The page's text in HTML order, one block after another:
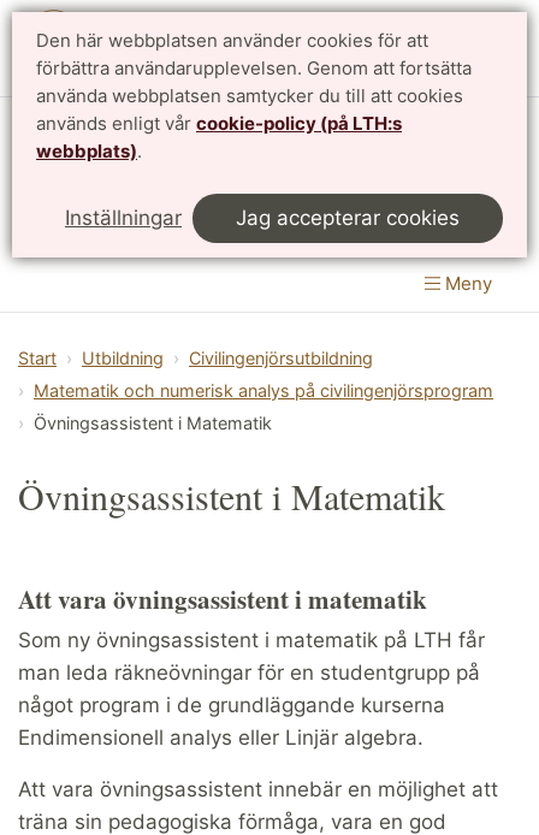
Den här webbplatsen använder cookies för att
förbättra användarupplevelsen. Genom att fortsätta
använda webbplatsen samtycker du till att cookies
används enligt vår cookie-policy (på LTH:s
webbplats).
Inställningar Jag accepterar cookies
Matematikcentrum
LTH, Lunds Tekniska Högskola&
Naturvetenskapliga fakulteten
Meny
Start Utbildning
Civilingenjörsutbildning
Matematik och numerisk analys på civilingenjörsprogram
Övningsassistent i Matematik
Övningsassistent i Matematik
Att vara övningsassistent i matematik
Som ny övningsassistent i matematik på LTH får
man leda räkneövningar för en studentgrupp på
något program i de grundläggande kurserna
Endimensionell analys eller Linjär algebra.
Att vara övningsassistent innebär en möjlighet att
träna sin pedagogiska förmåga, vara en god